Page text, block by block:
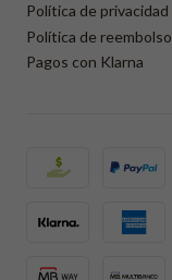
Política de privacidad
Política de reembolso
Pagos con Klarna